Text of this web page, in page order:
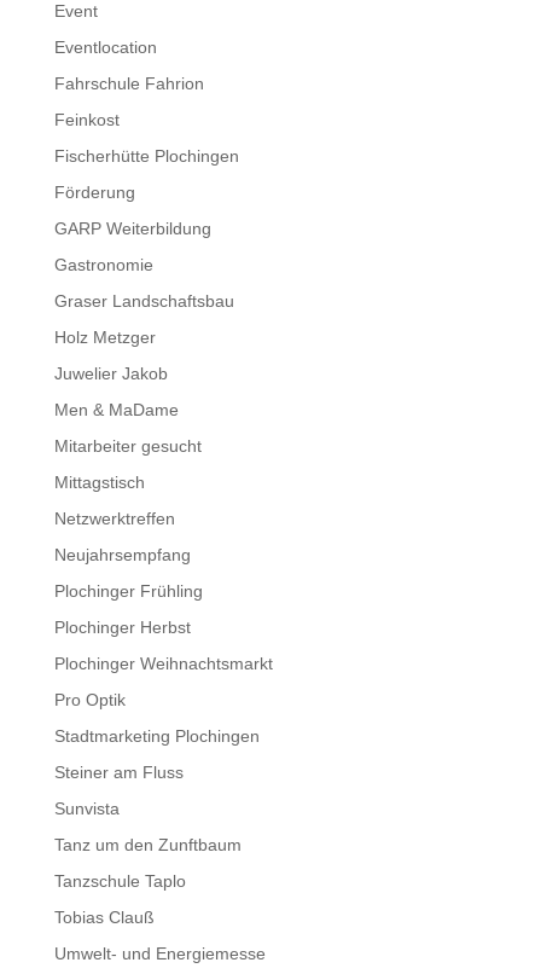
Event
Eventlocation
Fahrschule Fahrion
Feinkost
Fischerhütte Plochingen
Förderung
GARP Weiterbildung
Gastronomie
Graser Landschaftsbau
Holz Metzger
Juwelier Jakob
Men & MaDame
Mitarbeiter gesucht
Mittagstisch
Netzwerktreffen
Neujahrsempfang
Plochinger Frühling
Plochinger Herbst
Plochinger Weihnachtsmarkt
Pro Optik
Stadtmarketing Plochingen
Steiner am Fluss
Sunvista
Tanz um den Zunftbaum
Tanzschule Taplo
Tobias Clauß
Umwelt- und Energiemesse